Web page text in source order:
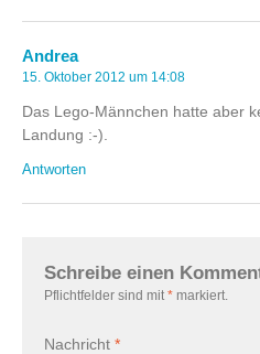
Andrea
15. Oktober 2012 um 14:08
Das Lego-Männchen hatte aber
Landung :-).
Antworten
Schreibe einen
Pflichtfelder sind mit * markiert.
Nachricht *